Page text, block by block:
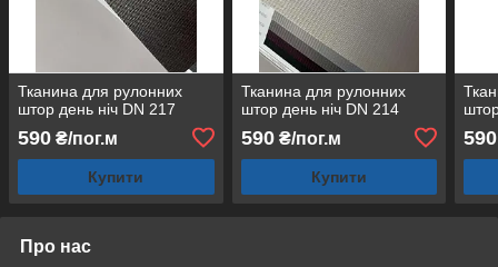
Тканина для рулонних
штор день ніч DN 217
590 ₴/пог.м
Купити
Тканина для рулонних
штор день ніч DN 214
590₴/пог.м
Купити
590
Про нас